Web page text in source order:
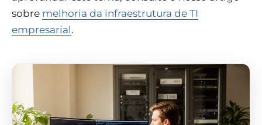
sobre melhoria da infraestrutura de TI
empresarial.